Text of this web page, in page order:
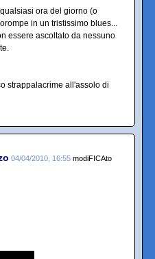
ora del giorno (o
in un tristissimo blues...
essere ascoltato da nessuno
strappalacrime all'assolo di
04/04/2010, 16:55 modiFICAto